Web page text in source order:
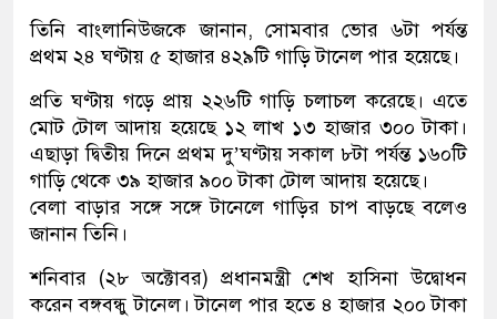
তিনি বাংলানিউজকে জানান, সোমবার ভোর ৬টা পর্যন্ত
প্রথম ২৪ ঘণ্টায় ৫ হাজার ৪২৯টি গাড়ি টানেল পার হয়েছে।
প্রতি ঘণ্টায় গড়ে প্রায় ২২৬টি গাড়ি চলাচল করেছে। এতে
মোট টোল আদায় হয়েছে ১২ লাখ ১৩ হাজার ৩০০ টাকা।
এছাড়া দ্বিতীয় দিনে প্রথম দু’ঘণ্টায় সকাল ৮টা পর্যন্ত ১৬০টি
গাড়ি থেকে ৩৯ হাজার ৯০০ টাকা টোল আদায় হয়েছে।
বেলা বাড়ার সঙ্গে সঙ্গে টানেলে গাড়ির চাপ বাড়ছে বলেও
জানান তিনি।
শনিবার (২৮ অক্টোবর) প্রধানমন্ত্রী শেখ হাসিনা উদ্বোধন
করেন বঙ্গবন্ধু টানেল। টানেল পার হতে ৪ হাজার ২০০ টাকা